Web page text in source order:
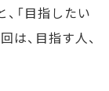
「目指したい
は、目指す人、